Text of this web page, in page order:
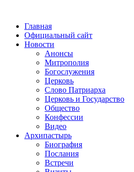
Главная
Официальный сайт
Новости
Анонсы
Митрополия
Богослужения
Церковь
Слово Патриарха
Церковь и Государство
Общество
Конфессии
Видео
Архипастырь
Биография
Послания
Встречи